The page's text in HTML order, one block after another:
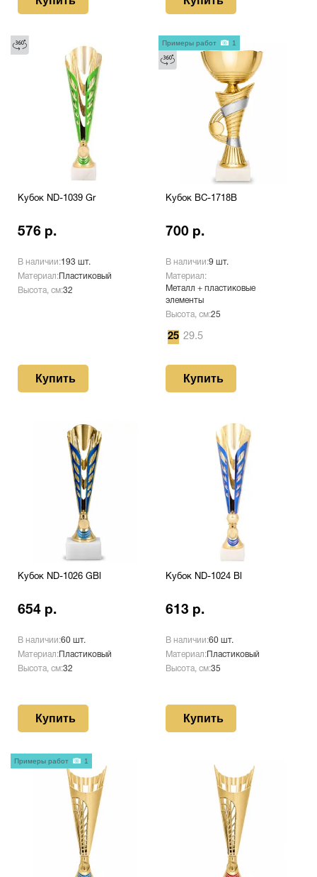
Кубок ND-1039 Gr
576 р.
В наличии:193 шт.
Материал: Пластиковый
Высота, см:32
Купить
Кубок BC-1718B
700 р.
В наличии:9 шт.
Материал:
Металл + пластиковые
элементы
Высота, см:25
25 29.5
Купить
Примеры работ 1
Кубок ND-1026 GBl
654 р.
В наличии:60 шт.
Материал: Пластиковый
Высота, см:32
Купить
Кубок ND-1024 Bl
613 р.
В наличии:60 шт.
Материал: Пластиковый
Высота, см:35
Купить
Примеры работ 1